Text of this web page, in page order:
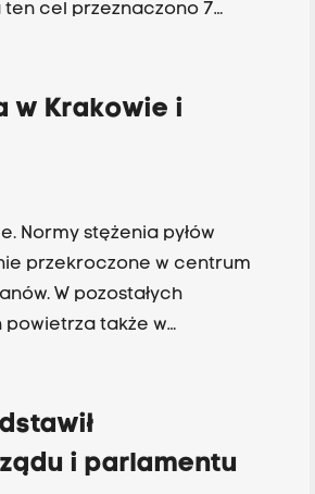
ten cel przeznaczono 7
czy można powiedzieć, że
i drewnem w
- pełnomocnikiem
Joanna Orszulak. W
ponad 20 tysięcy
w Krakowie i
Normy stężenia pyłów
przekroczone w centrum
W pozostałych
powietrza także w
- Tarnów i Olkusz.
i parlamentu